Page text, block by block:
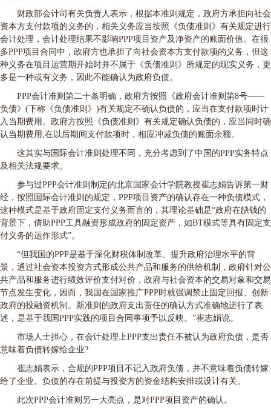
财政部会计司有关负责人表示，根据本准则规定，政府方承担向社会
资本方支付款项的义务的，相关义务应当按照《负债准则》有关规定进行
会计处理，会计处理结果不影响PPP项目资产及净资产的账面价值。在很
多PPP项目合同中，政府方也承担了向社会资本方支付款项的义务，但这
种义务在项目运营期开始时并不属于《负债准则》所规定的现实义务，更
多是一种或有义务，因此不能确认为政府负债。
PPP会计准则第二十条明确，政府方按照《政府会计准则第8号——
负债》(下称《负债准则》)有关规定不确认负债的，应当在支付款项时计
入当期费用。政府方按照《负债准则》有关规定确认负债的，应当同时确
认当期费用;在以后期间支付款项时，相应冲减负债的账面余额。
这其实与国际会计准则处理不同，充分考虑到了中国的PPP实务特点
及相关法规要求。
参与过PPP会计准则制定的北京国家会计学院教授崔志娟告诉第一财
经，按照国际会计准则的规定，PPP项目资产的确认存在一种负债模式，
这种模式是基于政府固定支付义务而言的，其理论基础是“政府在缺钱的
背景下，借助PPP工具融资形成政府的固定资产，如BT模式等具有固定支
付义务的运作形式”。
“但我国的PPP是基于深化财税体制改革、提升政府治理水平的背
景，通过社会资本投资方式形成公共产品和服务的供给机制，政府针对公
共产品和服务进行绩效评价支付对价，政府与社会资本的交易对象和交易
节点发生变化，因而，我国在国家推广PPP时就强调禁止固定回报、创新
政府的投融资机制。新准则的政府支出责任的确认方式准确地进行了表
述，是基于我国PPP实践的项目合同事项予以反映。”崔志娟说。
市场人士担心，在会计处理上PPP支出责任不被认为政府负债，是否
意味着负债转嫁给企业?
崔志娟表示，合规的PPP项目不记入政府负债，并不意味着负债转嫁
给了企业。负债的存在前提与投资方的资金结构安排或设计有关。
此次PPP会计准则另一大亮点，是对PPP项目资产的确认。